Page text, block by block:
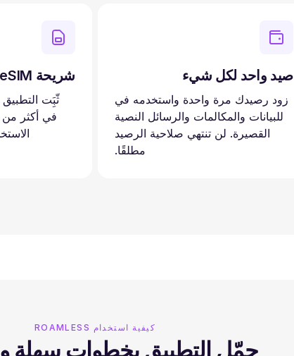
صيد واحد لكل شيء
زود رصيدك مرة واحدة واستخدمه في
للبيانات والمكالمات والرسائل النصية
القصيرة. لن تنتهي صلاحية الرصيد
مطلقًا.
شريحة eSIM عالمية موحدة™
ثّبَِت
كيفية استخدام ROAMLESS
حمّل التطبيق بخطوات سهلة